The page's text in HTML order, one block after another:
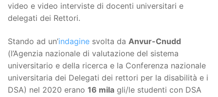
video e video interviste di docenti universitari e
delegati dei Rettori.
Stando ad un’indagine svolta da Anvur-Cnudd
(l’Agenzia nazionale di valutazione del sistema
universitario e della ricerca e la Conferenza nazionale
universitaria dei Delegati dei rettori per la disabilità e i
DSA) nel 2020 erano 16 mila gli/le studenti con DSA